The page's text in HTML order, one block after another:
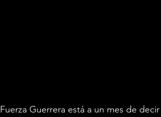
Fuerza Guerrera está a un mes de